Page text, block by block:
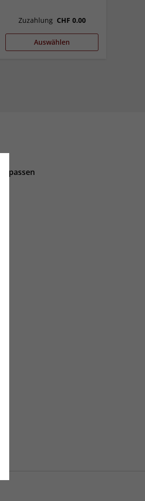
Zuzahlung CHF 0.00
Auswählen